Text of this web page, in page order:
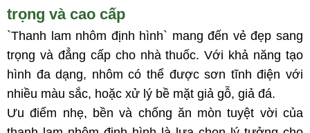
trọng và cao cấp
`Thanh lam nhôm định hình` mang đến vẻ đẹp sang
trọng và đẳng cấp cho nhà thuốc. Với khả năng tạo
hình đa dạng, nhôm có thể được sơn tĩnh điện với
nhiều màu sắc, hoặc xử lý bề mặt giả gỗ, giả đá.
Ưu điểm nhẹ, bền và chống ăn mòn tuyệt vời của